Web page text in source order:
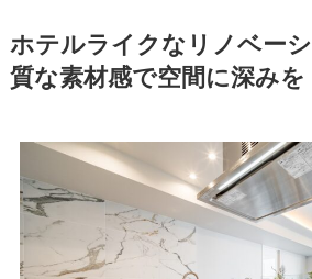
ホテルライクなリノベー
質な素材感で空間に深みを